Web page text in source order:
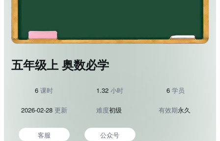
五年级上 奥数必学
6 课时 1.32 小时 6 学员
2026-02-28 更新 难度初级 有效期永久
客服 公众号